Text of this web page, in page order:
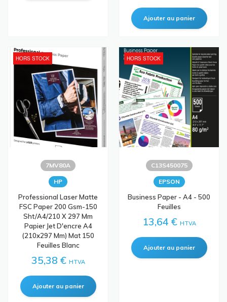
HORS STOCK
7MV80A
HP
Professional Laser Matte
FSC Paper 200 Gsm-150
Sht/A4/210 X 297 Mm
Papier Jet D'encre A4
(210x297 Mm) Mat 150
Feuilles Blanc
35,38 € HTVA
HORS STOCK
C13S450075
EPSON
Business Paper - A4 - 500
Feuilles
13,64 € HTVA